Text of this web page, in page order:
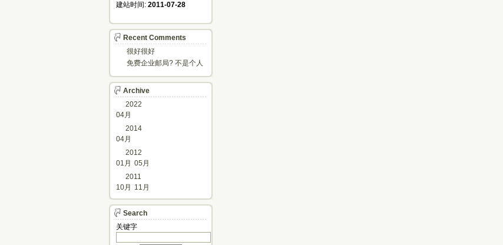
建站时间: 2011-07-28
Recent Comments
很好很好
免费企业邮局? 不是个人
Archive
2022
04月
2014
04月
2012
01月 05月
2011
10月
11月
Search
关键字